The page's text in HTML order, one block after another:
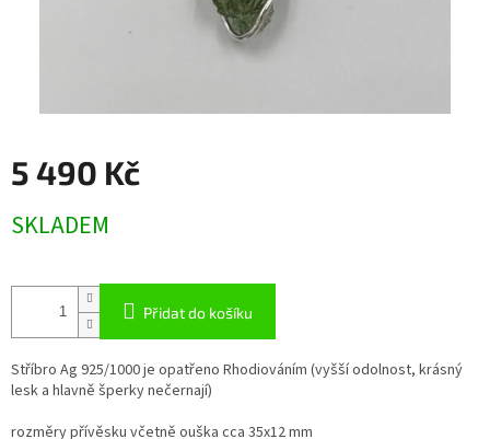
5 490 Kč
cena:
SKLADEM
Přidat do košíku
Stříbro Ag 925/1000 je opatřeno Rhodiováním (vyšší odolnost, krásný
lesk a hlavně šperky nečernají)
rozměry přívěsku včetně ouška cca 35x12 mm